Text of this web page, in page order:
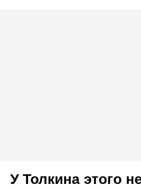
У Толкина этого